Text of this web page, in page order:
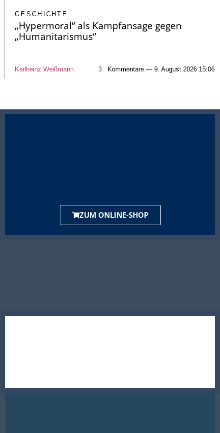
GESCHICHTE
„Hypermoral“ als Kampfansage gegen
„Humanitarismus“
Karlheinz Weißmann 3 Kommentare — 9. August 2026 15:06
ZUM ONLINE-SHOP